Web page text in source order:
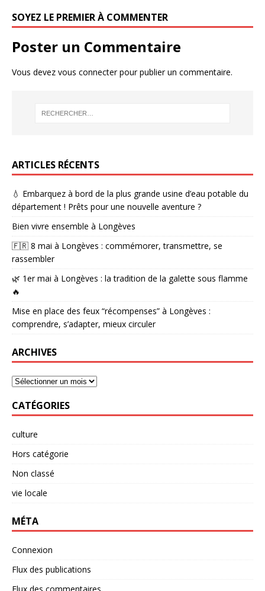
SOYEZ LE PREMIER À COMMENTER
Poster un Commentaire
Vous devez vous connecterpour publier un commentaire.
ARTICLES RÉCENTS
💧 Embarquez à bord de la plus grande usine d’eau potable du
département ! Prêts pour une nouvelle aventure ?
Bien vivre ensemble à Longèves
🇫🇷 8 mai à Longèves : commémorer, transmettre, se
rassembler
🌿 1er mai à Longèves : la tradition de la galette sous flamme
🔥
Mise en place des feux “récompenses” à Longèves :
comprendre, s’adapter, mieux circuler
ARCHIVES
CATÉGORIES
culture
Hors catégorie
Non classé
vie locale
MÉTA
Connexion
Flux des publications